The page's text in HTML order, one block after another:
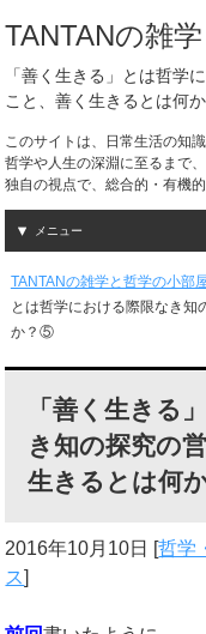
TANTANの雑
「善く生きる」とは哲学
こと、善く生きるとは何
このサイトは、日常生活の知
哲学や人生の深淵に至るまで
独自の視点で、総合的・有機
メニュー
TANTANの雑学と哲学の小部
とは哲学における際限なき知
か？⑤
「善く生きる
き知の探究の
生きるとは何
2016年10月10日 [哲学
ス]